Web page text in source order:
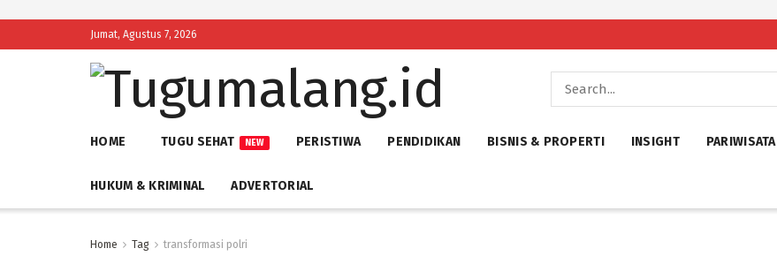
Jumat, Agustus 7, 2026
HOME TUGU SEHAT NEW PERISTIWA PENDIDIKAN BISNIS & PROPERTI INSIGHT PARIWISATA
HUKUM & KRIMINAL ADVERTORIAL
Home Tag transformasi polri